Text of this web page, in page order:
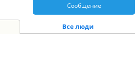
Сообщение
Все люди